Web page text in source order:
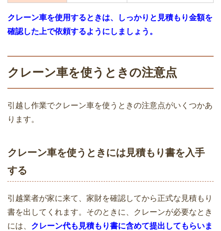
引越し見積書は3社以上に依頼！ネット
見積もりはキャンセルも楽
一人暮らしの引越しは荷物量で費用が変
わる！単身パック料金比較
おくべき5つのポイント
るかで第一印象が違う
も・・・段取りが大事
引越し業者を選ぶときの6つのポイント
とコツで失敗を防ぐ
クレーン車を使用するときは、しっかりと見積もり金額を
確認した上で依頼するようにしましょう。
クレーン車を使うときの注意点
引越し作業でクレーン車を使うときの注意点がいくつかあ
ります。
クレーン車を使うときには見積もり書を入手
する
引越業者が家に来て、家財を確認してから正式な見積もり
書を出してくれます。そのときに、クレーンが必要なとき
には、 クレーン代も見積もり書に含めて提出してもらいま